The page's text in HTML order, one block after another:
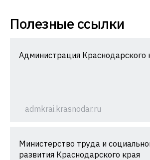
Полезные ссылки
Администрация Краснодарского
admkrai.krasnodar.ru
Министерство труда и
развития Краснодарского края